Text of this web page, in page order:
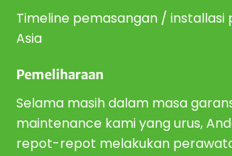
Timeline pemasangan / installasi
Asia
Pemeliharaan
Selama masih dalam masa
maintenance kami yang urus,
repot-repot melakukan